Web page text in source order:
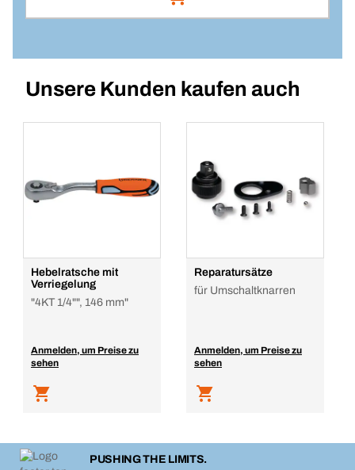
Artikelnummer: 213257
Menge
In den Warenkorb
Unsere Kunden kaufen auch
Hebelratsche mit
Verriegelung
"4KT 1/4"", 146 mm"
Anmelden, um Preise zu
sehen
Reparatursätze
für Umschaltknarren
Anmelden, um Preise zu
sehen
PUSHING THE LIMITS.